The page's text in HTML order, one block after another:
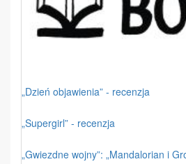
„Dzień objawienia” - recenzja
„Supergirl” - recenzja
„Gwiezdne wojny”: „Mandalorian i